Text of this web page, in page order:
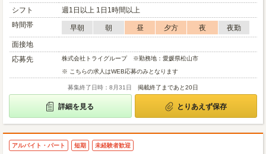
シフト
週1日以上 1日1時間以上
時間帯
早朝 朝 昼 夕方 夜
夜勤
面接地
応募先
株式会社トライグループ ※勤務地：愛媛県松山市
※ こちらの求人はWEB応募のみとなります
募集終了日時：8月31日 掲載終了まであと20日
詳細を見る とりあえず保存
アルバイト・パート 短期 未経験者歓迎